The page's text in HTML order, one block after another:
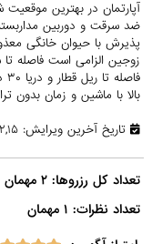
آپارتمان در بهترين
ضد سرقت و دوربين
پذيرش با حيوان خانگى
بالا با ماشين و زمان بدون
تاریخ آخرین ویرایش: ۱۴۰۳,۲,۱۵
تعداد کل رزروها: ۲ مهمان
تعداد نظرات: ۱ مهمان